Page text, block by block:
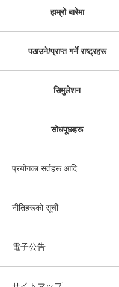
हाम्रो बारेमा
पठाउने/प्राप्त गर्ने राष्ट्रहरू
सिमुलेशन
सोधपूछहरू
प्रयोगका सर्तहरू आदि
नीतिहरूको सूची
電子公告